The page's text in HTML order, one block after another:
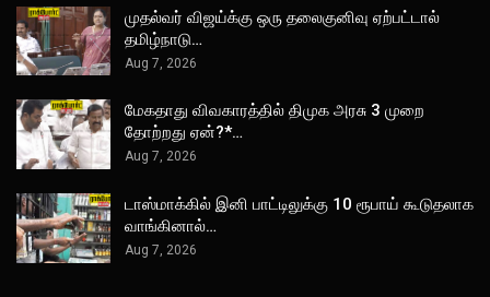
முதல்வர் விஜய்க்கு ஒரு தலைகுனிவு ஏற்பட்டால்
தமிழ்நாடு…
Aug 7, 2026
மேகதாது விவகாரத்தில் திமுக அரசு 3 முறை
தோற்றது ஏன்?*…
Aug 7, 2026
டாஸ்மாக்கில் இனி பாட்டிலுக்கு 10 ரூபாய் கூடுதலாக
வாங்கினால்…
Aug 7, 2026